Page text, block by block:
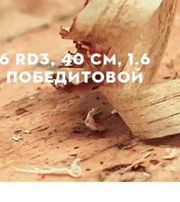
RD3, 40 СМ, 1.6
ПОБЕДИТОВОЙ